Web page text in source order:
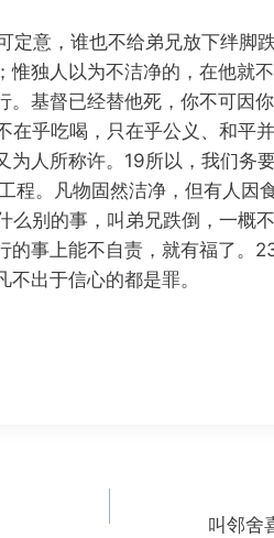
定意，谁也不给弟兄放下绊脚
惟独人以为不洁净的，在他就
。基督已经替他死，你不可因
在乎吃喝，只在乎公义、和平
为人所称许。19所以，我们务
程。凡物固然洁净，但有人因
么别的事，叫弟兄跌倒，一概
的事上能不自责，就有福了。
出于信心的都是罪。
叫邻舍